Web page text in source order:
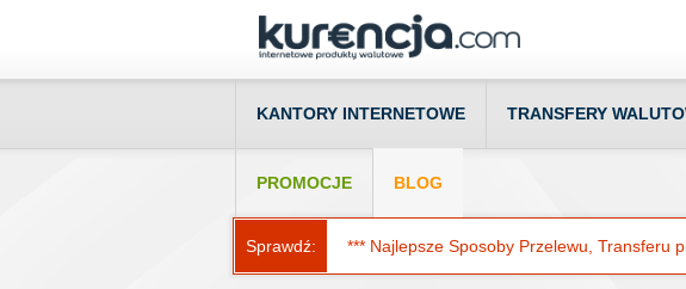
KANTORY INTERNETOWE TRANSFERY
PROMOCJE BLOG
Sprawdź: *** Najlepsze Sposoby Przelewu, Transferu